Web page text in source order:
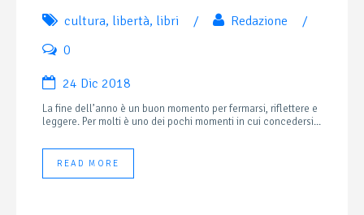
cultura, libertà, libri / Redazione
/
0
24 Dic 2018
La fine dell’anno è un buon momento per fermarsi, riflettere e
leggere. Per molti è uno dei pochi momenti in cui concedersi...
READ MORE